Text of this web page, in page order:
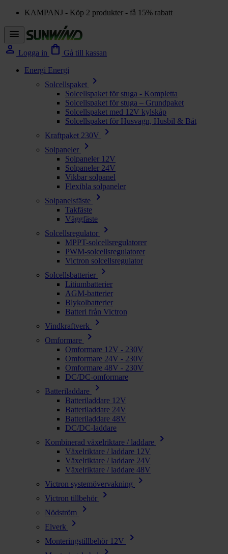
KAMPANJ - Köp 2 produkter - få 15% rabatt
menu
person Logga in shopping_bag Gå till kassan
Energi Energi
Solcellspaket
chevron_right
Solcellspaket för stuga - Kompletta
Solcellspaket för stuga – Grundpaket
Solcellspaket med 12V kylskåp
Solcellspaket för Husvagn, Husbil & Båt
Kraftpaket 230V
chevron_right
Solpaneler chevron_right
Solpaneler 12V
Solpaneler 24V
Vikbar solpanel
Flexibla solpaneler
Solpanelsfäste
chevron_right
Takfäste
Väggfäste
Solcellsregulator
chevron_right
MPPT-solcellsregulatorer
PWM-solcellsregulatorer
Victron solcellsregulator
Solcellsbatterier
chevron_right
Litiumbatterier
AGM-batterier
Blykolbatterier
Batteri från Victron
Vindkraftverk
chevron_right
Omformare chevron_right
Omformare 12V - 230V
Omformare 24V - 230V
Omformare 48V - 230V
DC/DC-omformare
Batteriladdare
chevron_right
Batteriladdare 12V
Batteriladdare 24V
Batteriladdare 48V
DC/DC-laddare
Kombinerad växelriktare / laddare
chevron_right
Växelriktare / laddare 12V
Växelriktare / laddare 24V
Växelriktare / laddare 48V
Victron systemövervakning
chevron_right
Victron tillbehör chevron_right
Nödström chevron_right
Elverk chevron_right
Monteringstillbehör 12V chevron_right